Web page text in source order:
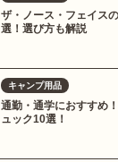
ザ・ノース・フェイス
選！選び方も解説
キャンプ用品
通勤・通学におすすめ
ュック10選！